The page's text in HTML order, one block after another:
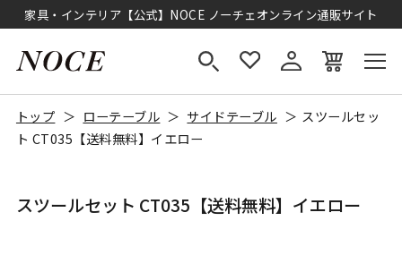
家具・インテリア【公式】NOCE ノーチェオンライン通販サイト
トップ ローテーブル サイドテーブル
スツールセッ
ト CT035【送料無料】イエロー
スツールセット CT035【送料無料】イエロー